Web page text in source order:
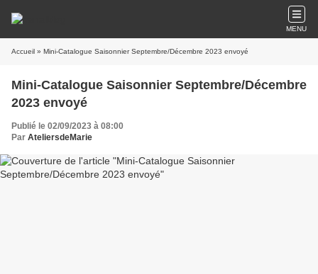
MENU
Accueil » Mini-Catalogue Saisonnier Septembre/Décembre 2023 envoyé
Mini-Catalogue Saisonnier Septembre/Décembre
2023 envoyé
Publié le 02/09/2023 à 08:00
Par AteliersdeMarie